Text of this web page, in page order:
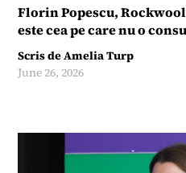
Florin Popescu,
este cea pe care nu o
Scris deAmelia Turp
June 26, 2026